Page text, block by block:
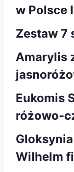
w Polsce
Zestaw 7
Amarylis
Eukomis
różowo-
Wilhelm